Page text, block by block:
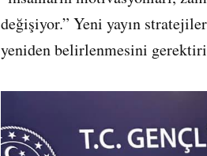
değişiyor.” Yeni yayın
yeniden belirlenmesini